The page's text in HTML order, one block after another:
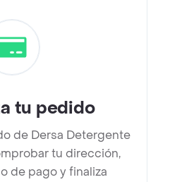
tu pedido
de Dersa Detergente
tu dirección,
de pago y finaliza